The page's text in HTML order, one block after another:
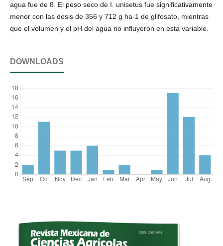
agua fue de 8. El peso seco de I. unisetus fue significativamente
menor con las dosis de 356 y 712 g ha-1 de glifosato, mientras
que el volumen y el pH del agua no influyeron en esta variable.
DOWNLOADS